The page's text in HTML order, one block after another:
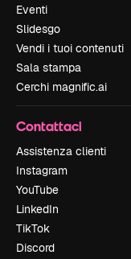
Eventi
Slidesgo
Vendi i tuoi contenuti
Sala stampa
Cerchi magnific.ai
Contattaci
Assistenza clienti
Instagram
YouTube
LinkedIn
TikTok
Discord